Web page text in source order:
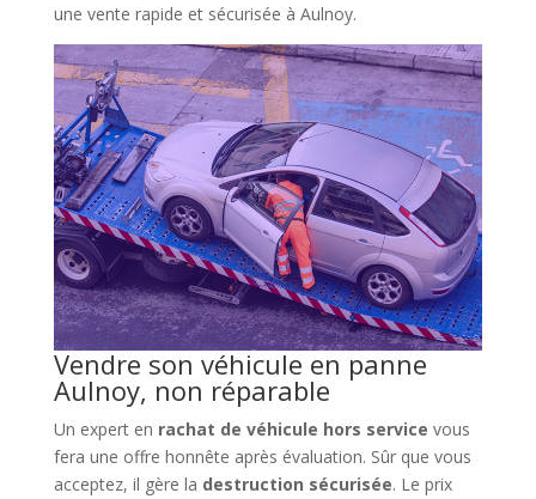
une vente rapide et sécurisée à Aulnoy.
Vendre son véhicule en panne
Aulnoy, non réparable
Un expert en rachat de véhicule hors service vous
fera une offre honnête après évaluation. Sûr que vous
acceptez, il gère la destruction sécurisée. Le prix